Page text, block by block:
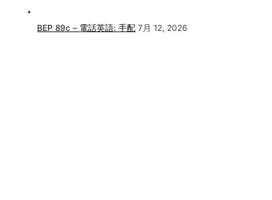
BEP 89c – 電話英語: 手配 7月 12, 2026